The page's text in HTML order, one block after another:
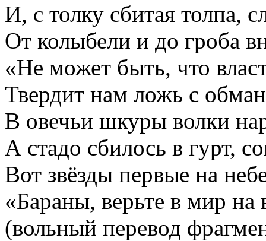
И, с толку сбитая толпа,
От колыбели и до гроба
«Не может быть, что
Твердит нам ложь с
В овечьи шкуры волки
А стадо сбилось в гурт,
Вот звёзды первые на
«Бараны, верьте в мир на
(вольный перевод